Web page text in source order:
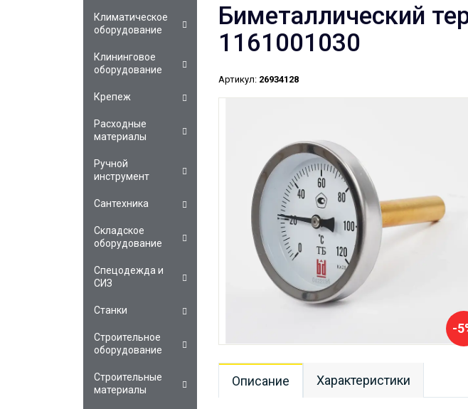
Биметаллический
1161001030
Артикул: 26934128
-
Описание Характеристики
Климатическое
оборудование
Клининговое
оборудование
Крепеж
Расходные
материалы
Ручной
инструмент
Сантехника
Складское
оборудование
Спецодежда и
СИЗ
Станки
Строительное
оборудование
Строительные
материалы